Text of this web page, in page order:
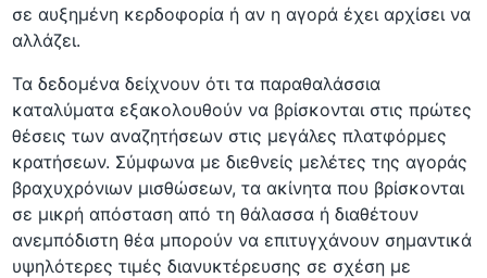
σε αυξημένη κερδοφορία ή αν η αγορά έχει αρχίσει να
αλλάζει.
Τα δεδομένα δείχνουν ότι τα παραθαλάσσια
καταλύματα εξακολουθούν να βρίσκονται στις πρώτες
θέσεις των αναζητήσεων στις μεγάλες πλατφόρμες
κρατήσεων. Σύμφωνα με διεθνείς μελέτες της αγοράς
βραχυχρόνιων μισθώσεων, τα ακίνητα που βρίσκονται
σε μικρή απόσταση από τη θάλασσα ή διαθέτουν
ανεμπόδιστη θέα μπορούν να επιτυγχάνουν σημαντικά
υψηλότερες τιμές διανυκτέρευσης σε σχέση με